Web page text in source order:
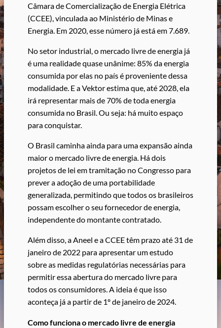
Câmara de Comercialização de Energia Elétrica
(CCEE), vinculada ao Ministério de Minas e
Energia. Em 2020, esse número já está em 7.689.
No setor industrial, o mercado livre de energia já
é uma realidade quase unânime: 85% da energia
consumida por elas no país é proveniente dessa
modalidade. E a Vektor estima que, até 2028, ela
irá representar mais de 70% de toda energia
consumida no Brasil. Ou seja: há muito espaço
para conquistar.
O Brasil caminha ainda para uma expansão ainda
maior o mercado livre de energia. Há dois
projetos de lei em tramitação no Congresso para
prever a adoção de uma portabilidade
generalizada, permitindo que todos os brasileiros
possam escolher o seu fornecedor de energia,
independente do montante contratado.
Além disso, a Aneel e a CCEE têm prazo até 31 de
janeiro de 2022 para apresentar um estudo
sobre as medidas regulatórias necessárias para
permitir essa abertura do mercado livre para
todos os consumidores. A ideia é que isso
aconteça já a partir de 1º de janeiro de 2024.
Como funciona o mercado livre de energia